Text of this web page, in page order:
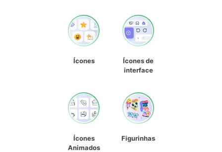
Ícones
Ícones de
interface
Ícones
Animados
Figurinhas